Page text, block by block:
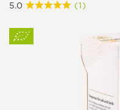
5.0 (1)